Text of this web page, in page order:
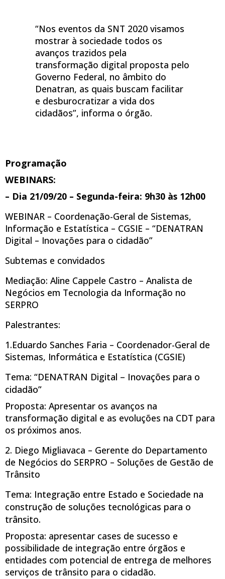
“Nos eventos da SNT 2020 visamos
mostrar à sociedade todos os
avanços trazidos pela
transformação digital proposta pelo
Governo Federal, no âmbito do
Denatran, as quais buscam facilitar
e desburocratizar a vida dos
cidadãos”, informa o órgão.
Programação
WEBINARS:
– Dia 21/09/20 – Segunda-feira: 9h30 às 12h00
WEBINAR – Coordenação-Geral de Sistemas,
Informação e Estatística – CGSIE – “DENATRAN
Digital – Inovações para o cidadão”
Subtemas e convidados
Mediação: Aline Cappele Castro – Analista de
Negócios em Tecnologia da Informação no
SERPRO
Palestrantes:
1.Eduardo Sanches Faria – Coordenador-Geral de
Sistemas, Informática e Estatística (CGSIE)
Tema: “DENATRAN Digital – Inovações para o
cidadão”
Proposta: Apresentar os avanços na
transformação digital e as evoluções na CDT para
os próximos anos.
2. Diego Migliavaca – Gerente do Departamento
de Negócios do SERPRO – Soluções de Gestão de
Trânsito
Tema: Integração entre Estado e Sociedade na
construção de soluções tecnológicas para o
trânsito.
Proposta: apresentar cases de sucesso e
possibilidade de integração entre órgãos e
entidades com potencial de entrega de melhores
serviços de trânsito para o cidadão.